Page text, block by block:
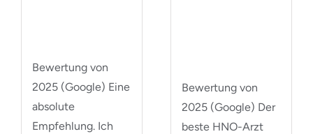
Bewertung von
2025 (Google) Eine
absolute
Empfehlung. Ich
Bewertung von
2025 (Google) Der
beste HNO-Arzt